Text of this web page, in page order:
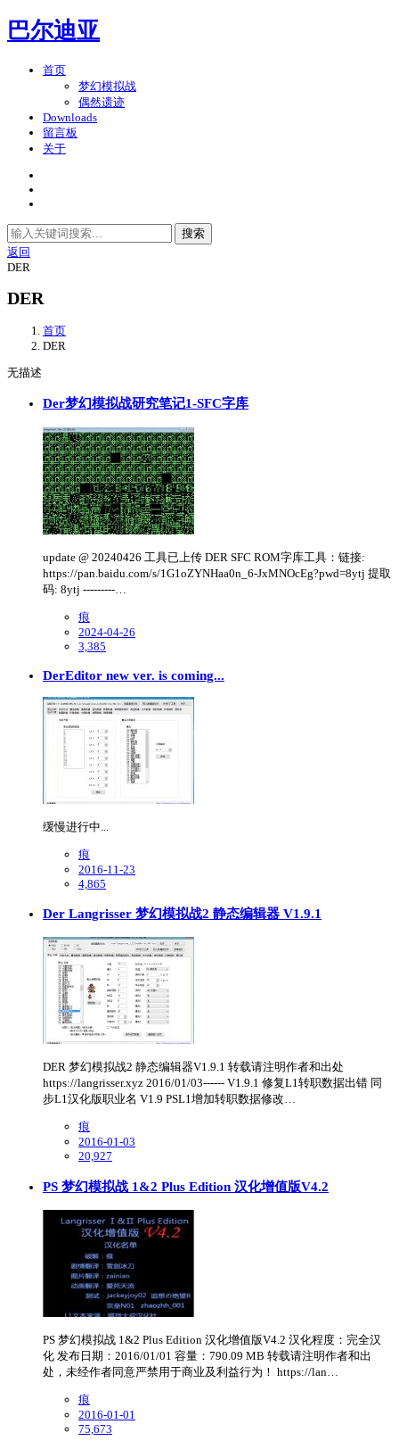
巴尔迪亚
首页
梦幻模拟战
偶然遗迹
Downloads
留言板
关于
搜索
返回
DER
DER
首页
DER
无描述
Der梦幻模拟战研究笔记1-SFC字库
update @ 20240426 工具已上传 DER SFC ROM字库工具：链接:
https://pan.baidu.com/s/1G1oZYNHaa0n_6-JxMNOcEg?pwd=8ytj 提取
码: 8ytj ---------…
痕
2024-04-26
3,385
DerEditor new ver. is coming...
缓慢进行中...
痕
2016-11-23
4,865
Der Langrisser 梦幻模拟战2 静态编辑器 V1.9.1
DER 梦幻模拟战2 静态编辑器V1.9.1 转载请注明作者和出处
https://langrisser.xyz 2016/01/03------ V1.9.1 修复L1转职数据出错 同
步L1汉化版职业名 V1.9 PSL1增加转职数据修改…
痕
2016-01-03
20,927
PS 梦幻模拟战 1&2 Plus Edition 汉化增值版V4.2
PS 梦幻模拟战 1&2 Plus Edition 汉化增值版V4.2 汉化程度：完全汉
化 发布日期：2016/01/01 容量：790.09 MB 转载请注明作者和出
处，未经作者同意严禁用于商业及利益行为！ https://lan…
痕
2016-01-01
75,673